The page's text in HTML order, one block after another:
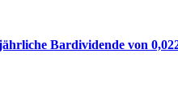
Bardividende von